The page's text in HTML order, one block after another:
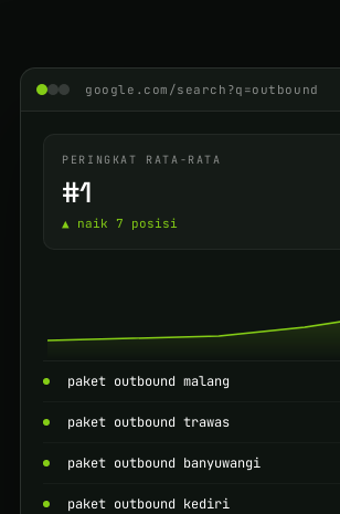
google.com/search?q=outbound
PERINGKAT RATA-RATA
#1
▲ naik 7 posisi
paket outbound malang
paket outbound trawas
paket outbound banyuwangi
paket outbound kediri